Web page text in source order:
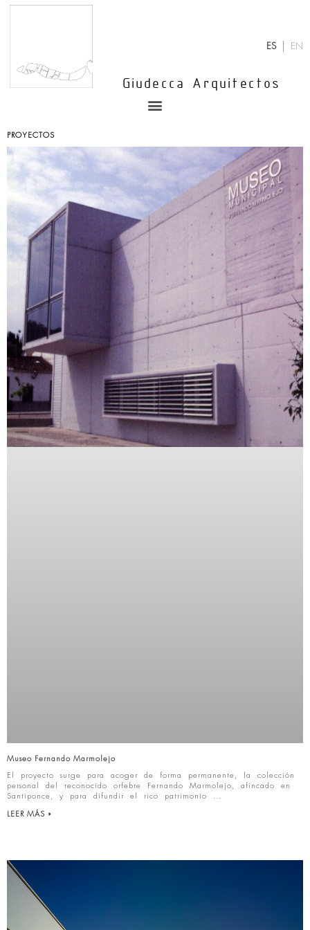
Giudecca Arquitectos
ES EN
Menu
PROYECTOS
Museo Fernando Marmolejo
El proyecto surge para acoger de forma permanente, la colección
personal del reconocido orfebre Fernando Marmolejo, afincado en
Santiponce, y para difundir el rico patrimonio
LEER MÁS »